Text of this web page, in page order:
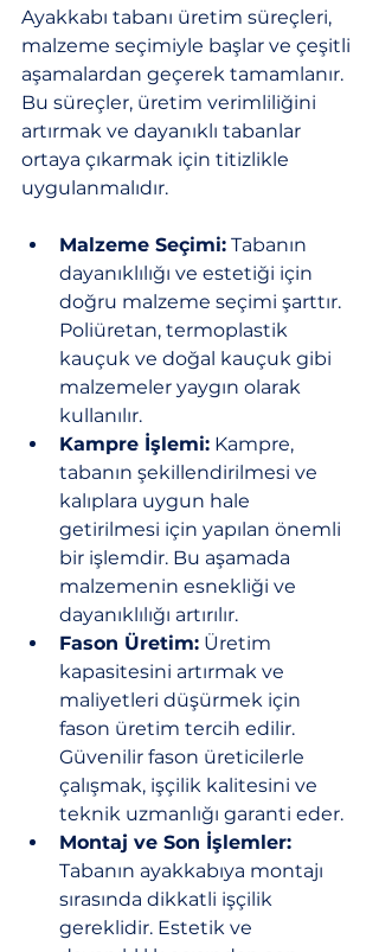
Ayakkabı tabanı üretim süreçleri,
malzeme seçimiyle başlar ve çeşitli
aşamalardan geçerek tamamlanır.
Bu süreçler, üretim verimliliğini
artırmak ve dayanıklı tabanlar
ortaya çıkarmak için titizlikle
uygulanmalıdır.
Malzeme Seçimi: Tabanın
dayanıklılığı ve estetiği için
doğru malzeme seçimi şarttır.
Poliüretan, termoplastik
kauçuk ve doğal kauçuk gibi
malzemeler yaygın olarak
kullanılır.
Kampre İşlemi: Kampre,
tabanın şekillendirilmesi ve
kalıplara uygun hale
getirilmesi için yapılan önemli
bir işlemdir. Bu aşamada
malzemenin esnekliği ve
dayanıklılığı artırılır.
Fason Üretim: Üretim
kapasitesini artırmak ve
maliyetleri düşürmek için
fason üretim tercih edilir.
Güvenilir fason üreticilerle
çalışmak, işçilik kalitesini ve
teknik uzmanlığı garanti eder.
Montaj ve Son İşlemler:
Tabanın ayakkabıya montajı
sırasında dikkatli işçilik
gereklidir. Estetik ve